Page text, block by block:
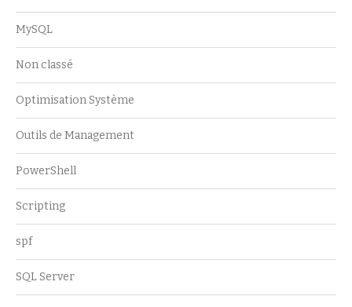
MySQL
Non classé
Optimisation Système
Outils de Management
PowerShell
Scripting
spf
SQL Server